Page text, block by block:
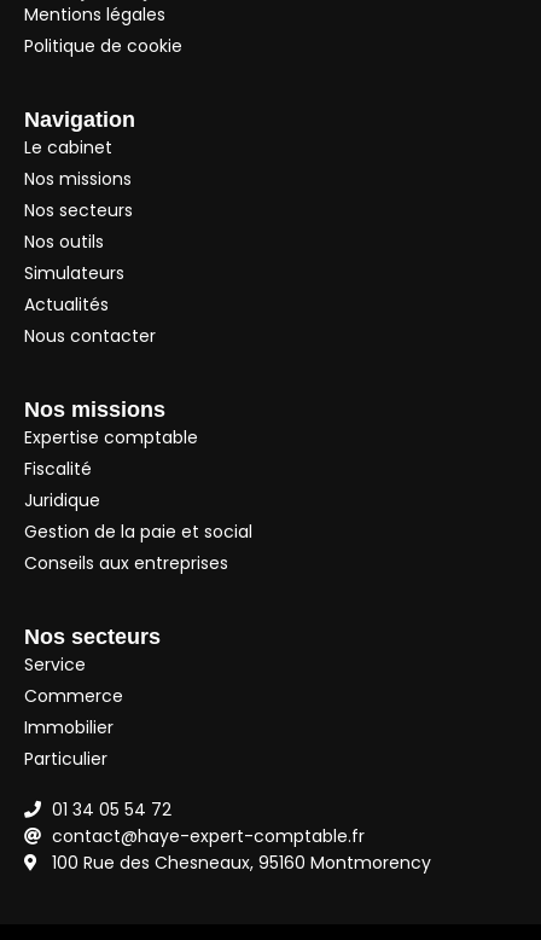
Mentions légales
Politique de cookie
Navigation
Le cabinet
Nos missions
Nos secteurs
Nos outils
Simulateurs
Actualités
Nous contacter
Nos missions
Expertise comptable
Fiscalité
Juridique
Gestion de la paie et social
Conseils aux entreprises
Nos secteurs
Service
Commerce
Immobilier
Particulier
01 34 05 54 72
contact@haye-expert-comptable.fr
100 Rue des Chesneaux, 95160 Montmorency